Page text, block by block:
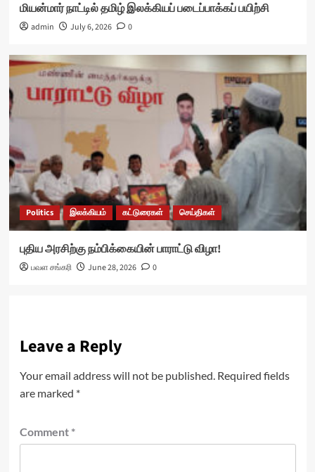
மியன்மார் நாட்டில் தமிழ் இலக்கியப் படைப்பாக்கப் பயிற்சி
admin July 6, 2026 0
Politics இலக்கியம் கட்டுரைகள் செய்திகள்
புதிய அரசிற்கு நம்பிக்கையின் பாராட்டு விழா!
பவள சங்கரி June 28, 2026 0
Leave a Reply
Your email address will not be published. Required fields
are marked *
Comment *